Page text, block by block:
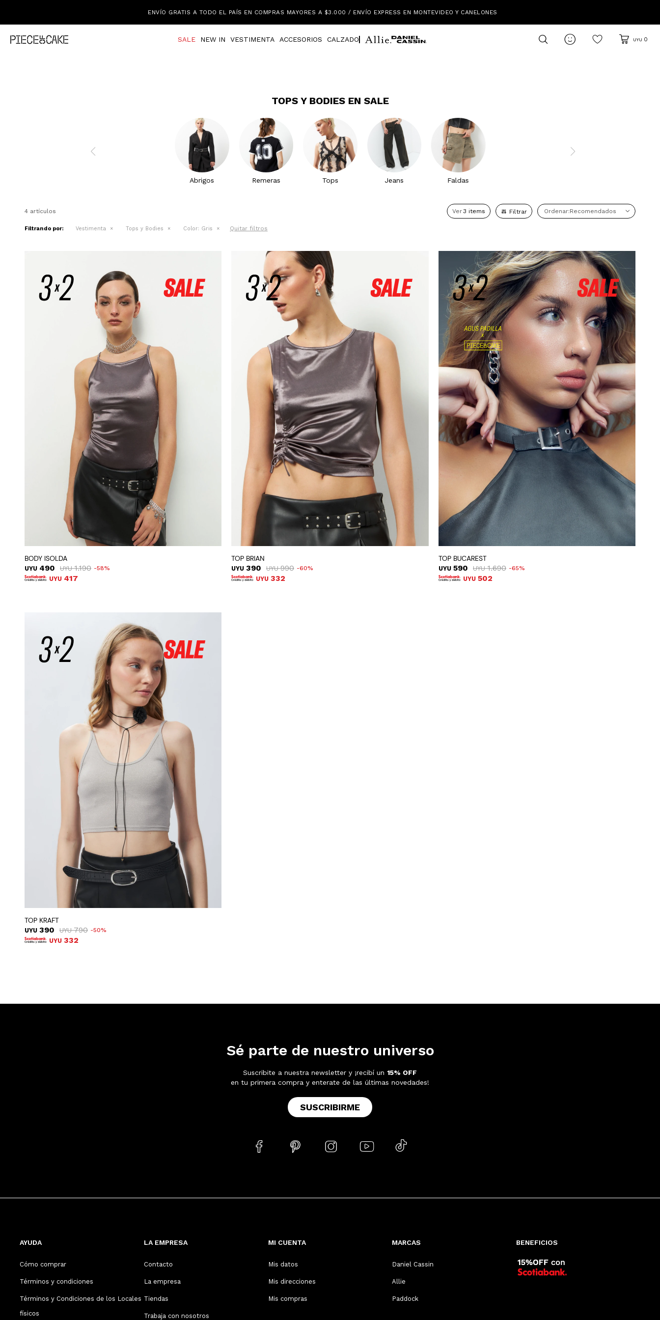
ENVÍO GRATIS A TODO EL PAÍS EN COMPRAS MAYORES A $3.000 / ENVÍO EXPRESS EN MONTEVIDEO Y CANELONES
SALE NEW IN VESTIMENTA ACCESORIOS CALZADO  UYU 0
TOPS Y BODIES EN SALE
Abrigos Remeras Tops Jeans Faldas
Ver
4 artículos Recomendados
Filtrando por: Vestimenta Tops y Bodies Color: Gris Quitar filtros
BODY ISOLDA
UYU 490 UYU 1.190 58
UYU 417
TOP BRIAN
UYU 390 UYU 990 60
UYU 332
TOP BUCAREST
UYU 590 UYU 1.690 65
UYU 502
TOP KRAFT
UYU 390 UYU 790 50
UYU 332
AYUDA
Cómo comprar
Términos y condiciones
Términos y Condiciones de los Locales
físicos
LA EMPRESA
Contacto
La empresa
Tiendas
Trabaja con nosotros
MI CUENTA
Mis datos
Mis direcciones
Mis compras
MARCAS
Daniel Cassin
Allie
Paddock
BENEFICIOS
Sé parte de nuestro universo
Suscribite a nuestra newsletter y ¡recibí un 15% OFF
en tu primera compra y enterate de las últimas novedades!
SUSCRIBIRME
    